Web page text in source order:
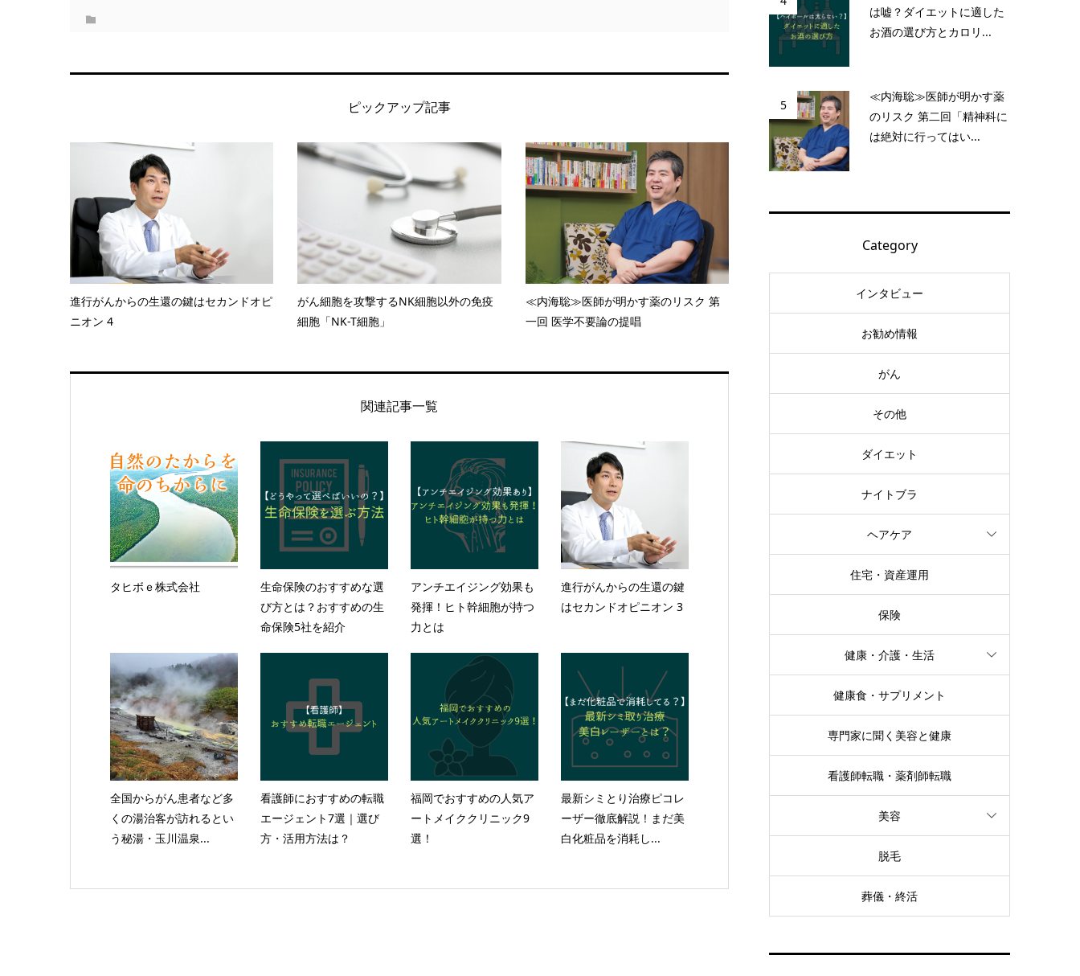
ピックアップ記事
進行がんからの生還の鍵はセカンドオピ
ニオン 4
がん細胞を攻撃するNK細胞以外の免疫
細胞「NK-T細胞」
≪内海聡≫医師が明かす薬のリスク 第
一回 医学不要論の提唱
関連記事一覧
タヒボｅ株式会社
生命保険のおすすめな選
び方とは？おすすめの生
命保険5社を紹介
アンチエイジング効果も
発揮！ヒト幹細胞が持つ
力とは
進行がんからの生還の鍵
はセカンドオピニオン 3
全国からがん患者など多
くの湯治客が訪れるとい
う秘湯・玉川温泉...
看護師におすすめの転職
エージェント7選｜選び
方・活用方法は？
福岡でおすすめの人気ア
ートメイククリニック9
選！
最新シミとり治療ピコレ
ーザー徹底解説！まだ美
白化粧品を消耗し...
は嘘？ダイエットに適した
お酒の選び方とカロリ...
5
≪内海聡≫医師が明かす薬
のリスク 第二回「精神科に
は絶対に行ってはい...
Category
インタビュー
お勧め情報
がん
その他
ダイエット
ナイトブラ
ヘアケア
住宅・資産運用
保険
健康・介護・生活
健康食・サプリメント
専門家に聞く美容と健康
看護師転職・薬剤師転職
美容
脱毛
葬儀・終活